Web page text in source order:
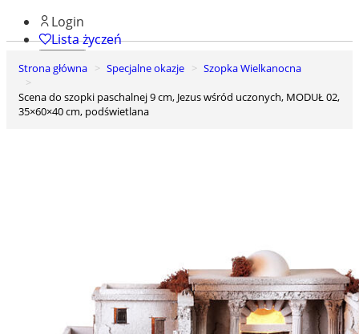
Login
Lista życzeń
0
Strona główna Specjalne okazje
Szopka Wielkanocna
Scena do szopki paschalnej 9 cm, Jezus wśród uczonych, MODUŁ 02,
35×60×40 cm, podświetlana